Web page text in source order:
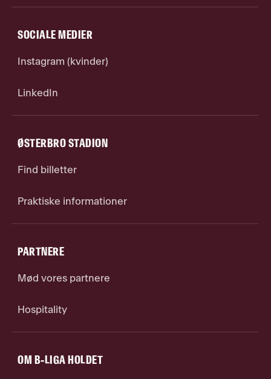
SOCIALE MEDIER
Instagram (kvinder)
LinkedIn
ØSTERBRO STADION
Find billetter
Praktiske informationer
PARTNERE
Mød vores partnere
Hospitality
OM B-LIGA HOLDET